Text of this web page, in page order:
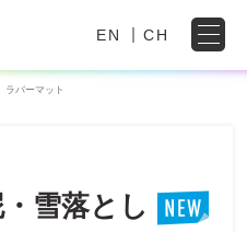
EN CH
ラバーマット
雪落とし